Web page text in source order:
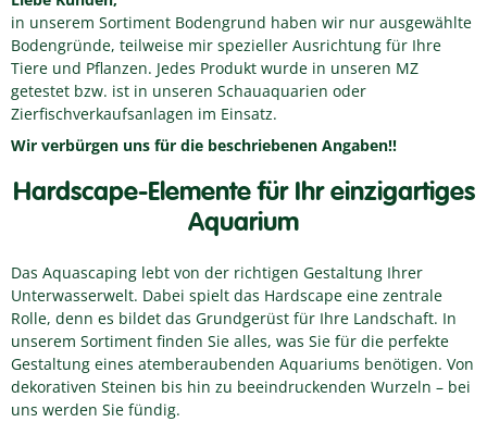
in unserem Sortiment Bodengrund haben wir nur ausgewählte
Bodengründe, teilweise mir spezieller Ausrichtung für Ihre
Tiere und Pflanzen. Jedes Produkt wurde in unseren MZ
getestet bzw. ist in unseren Schauaquarien oder
Zierfischverkaufsanlagen im Einsatz.
Wir verbürgen uns für die beschriebenen Angaben!!
Hardscape-Elemente für Ihr einzigartiges
Aquarium
Das Aquascaping lebt von der richtigen Gestaltung Ihrer
Unterwasserwelt. Dabei spielt das Hardscape eine zentrale
Rolle, denn es bildet das Grundgerüst für Ihre Landschaft. In
unserem Sortiment finden Sie alles, was Sie für die perfekte
Gestaltung eines atemberaubenden Aquariums benötigen. Von
dekorativen Steinen bis hin zu beeindruckenden Wurzeln – bei
uns werden Sie fündig.